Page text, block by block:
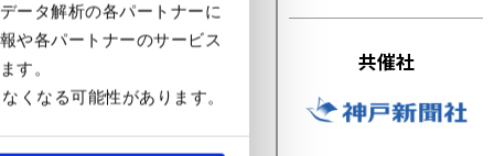
ータ解析の各パートナーに
や各パートナーのサービス
す。
くなる可能性があります。
共催社